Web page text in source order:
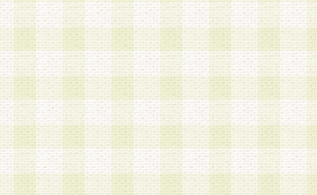
の使用に関しては、全て会員本人がその責任を負
3.会員は、当社から付与されたログインIDおよび
貸与、名義変更、売買その他形態を問わず第三者
ならないものとします。
4.当社は、会員によるログインIDおよびパスワー
盗用など第三者の利用に伴う損害の発生について
き事由の有無、その他原因の如何を問わず、一切
のとします。
第5条 会員の登録情報